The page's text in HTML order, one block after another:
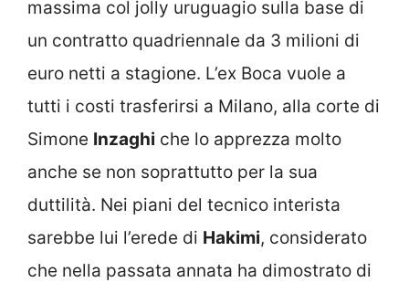
massima col jolly uruguagio sulla base di
un contratto quadriennale da 3 milioni di
euro netti a stagione. L’ex Boca vuole a
tutti i costi trasferirsi a Milano, alla corte di
Simone Inzaghi che lo apprezza molto
anche se non soprattutto per la sua
duttilità. Nei piani del tecnico interista
sarebbe lui l’erede di Hakimi, considerato
che nella passata annata ha dimostrato di